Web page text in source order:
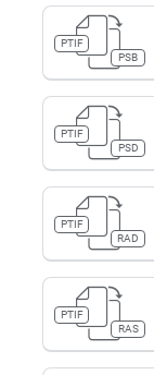
PTIF
PSB
PTIF
PSD
PTIF
RAD
PTIF
RAS